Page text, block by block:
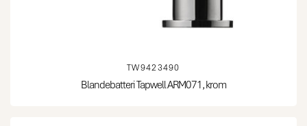
TW9423490
Blandebatteri Tapwell ARM071, krom